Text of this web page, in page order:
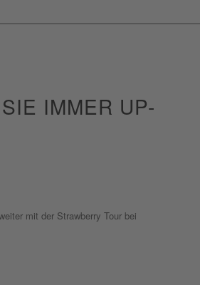
IMMER UP-
mit der Strawberry Tour bei